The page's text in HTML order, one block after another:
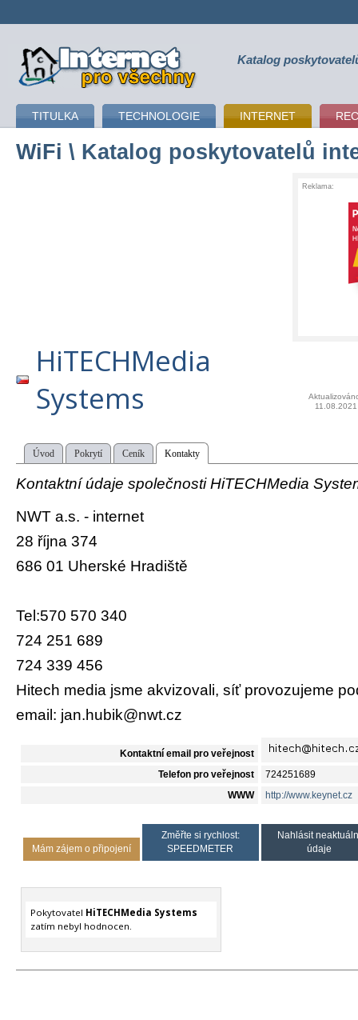
připojení k internetu Katalog
TITULKA TECHNOLOGIE INTERNET
WiFi \ Katalog poskytovatelů
Reklama:
HiTECHMedia
Systems
11.08.2021
Úvod Pokrytí Ceník Kontakty
Kontaktní údaje společnosti HiTECHMedia
NWT a.s. - internet
28 října 374
686 01 Uherské Hradiště
Tel:570 570 340
724 251 689
724 339 456
Hitech media jsme akvizovali, síť provozujeme
email: jan.hubik@nwt.cz
Kontaktní email pro veřejnost
Telefon pro veřejnost 724251689
WWW http://www.keynet.cz
Mám zájem o připojení
Změřte si rychlost:
SPEEDMETER
Nahlásit
údaje
Pokytovatel HiTECHMedia Systems
zatím nebyl hodnocen.